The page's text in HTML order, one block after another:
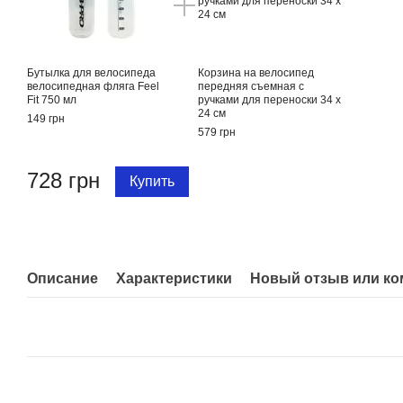
Бутылка для велосипеда
велосипедная фляга Feel
Fit 750 мл
149 грн
Корзина на велосипед
передняя съемная с
ручками для переноски 34 x
24 см
579 грн
728 грн Купить
Описание Характеристики Новый отзыв или